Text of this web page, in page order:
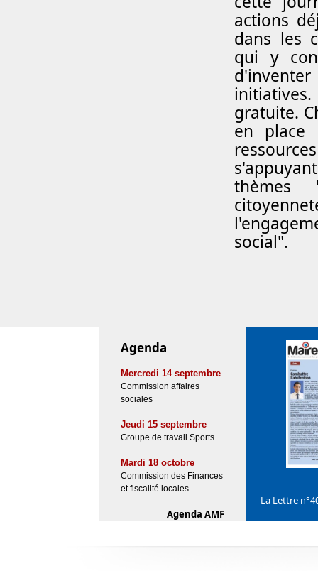
actions
dans les
qui y
initiatives.
gratuite.
en place
thèmes
social".
Agenda
Mercredi 14 septembre
Commission affaires
sociales
Jeudi 15 septembre
Groupe de travail Sports
Mardi 18 octobre
Commission des Finances
et fiscalité locales
Agenda AMF
La Lettre